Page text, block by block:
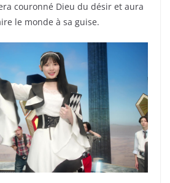
couronné Dieu du désir et aura
le monde à sa guise.